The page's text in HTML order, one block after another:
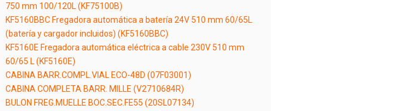
750 mm 100/120L (KF75100B)
KF5160BBC Fregadora automática a batería 24V 510 mm 60/65L
(batería y cargador incluidos) (KF5160BBC)
KF5160E Fregadora automática eléctrica a cable 230V 510 mm
60/65 L (KF5160E)
CABINA BARR.COMPL.VIAL ECO-48D (07F03001)
CABINA COMPLETA BARR. MILLE (V2710684R)
BULON FREG.MUELLE BOC.SEC.FE55 (20SL07134)